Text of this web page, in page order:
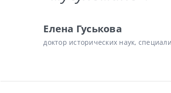
Елена Гуськова
доктор исторических наук,